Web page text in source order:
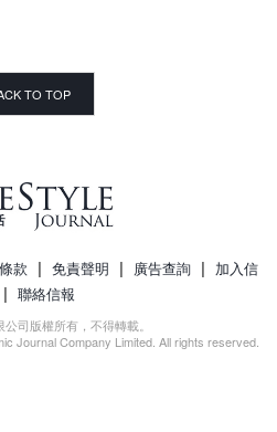
TO TOP
款 | 免責聲明 | 廣告查詢 | 加入信
| 聯絡信報
司版權所有，不得轉載。
Journal Company Limited. All rights reserved.